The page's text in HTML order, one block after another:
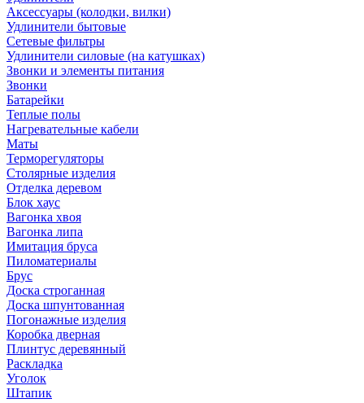
Аксессуары (колодки, вилки)
Удлинители бытовые
Сетевые фильтры
Удлинители силовые (на катушках)
Звонки и элементы питания
Звонки
Батарейки
Теплые полы
Нагревательные кабели
Маты
Терморегуляторы
Столярные изделия
Отделка деревом
Блок хаус
Вагонка хвоя
Вагонка липа
Имитация бруса
Пиломатериалы
Брус
Доска строганная
Доска шпунтованная
Погонажные изделия
Коробка дверная
Плинтус деревянный
Раскладка
Уголок
Штапик